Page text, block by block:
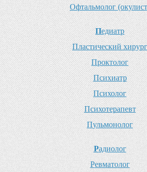
Офтальмолог
Педиатр
Пластический хирург
Проктолог
Психиатр
Психолог
Психотерапевт
Пульмонолог
Радиолог
Ревматолог